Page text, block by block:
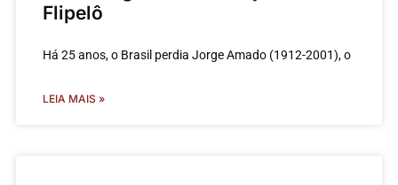
Flipelô
Há 25 anos, o Brasil perdia Jorge Amado (1912-2001), o
LEIA MAIS »